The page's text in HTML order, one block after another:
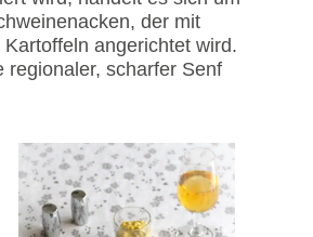
der mit
angerichtet wird.
regionaler, scharfer Senf